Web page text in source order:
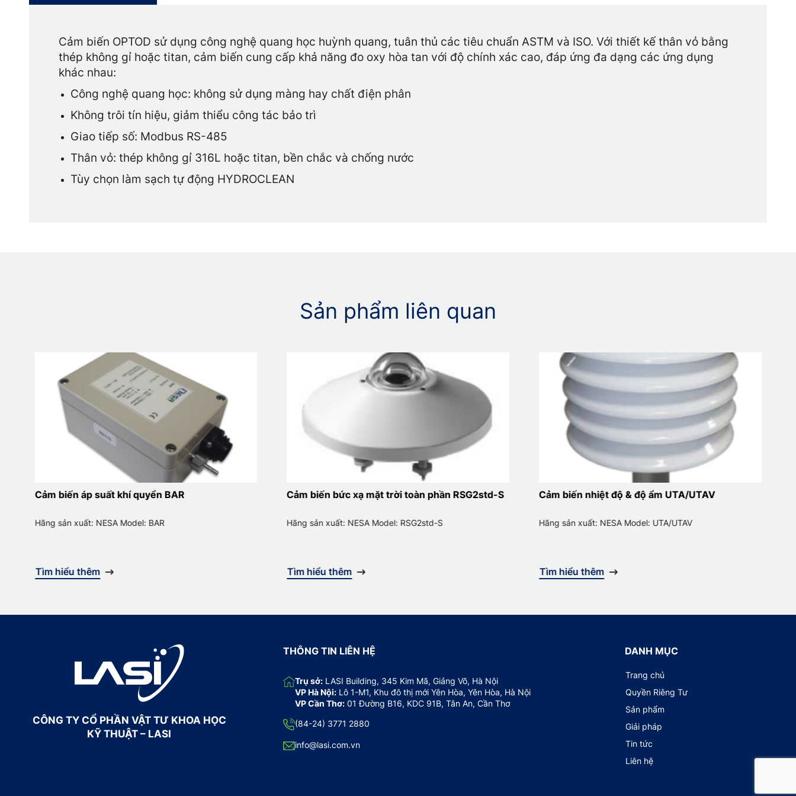
Cảm biến OPTOD sử dụng công nghệ quang học huỳnh quang, tuân thủ các tiêu chuẩn ASTM và ISO. Với thiết kế thân vỏ bằng
thép không gỉ hoặc titan, cảm biến cung cấp khả năng đo oxy hòa tan với độ chính xác cao, đáp ứng đa dạng các ứng dụng
khác nhau:
Công nghệ quang học: không sử dụng màng hay chất điện phân
Không trôi tín hiệu, giảm thiểu công tác bảo trì
Giao tiếp số: Modbus RS-485
Thân vỏ: thép không gỉ 316L hoặc titan, bền chắc và chống nước
Tùy chọn làm sạch tự động HYDROCLEAN
Sản phẩm liên quan
Cảm biến áp suất khí quyển BAR
Hãng sản xuất: NESA Model: BAR
Tìm hiểu thêm
Cảm biến bức xạ mặt trời toàn phần RSG2std-S
Hãng sản xuất: NESA Model: RSG2std-S
Tìm hiểu thêm
Cảm biến nhiệt độ & độ ẩm UTA/UTAV
Hãng sản xuất: NESA Model: UTA/UTAV
Tìm hiểu thêm
CÔNG TY CỔ PHẦN VẬT TƯ KHOA HỌC
KỸ THUẬT – LASI
THÔNG TIN LIÊN HỆ
Trụ sở:LASI Building, 345 Kim Mã, Giảng Võ, Hà Nội
VP Hà Nội:Lô 1-M1, Khu đô thị mới Yên Hòa, Yên Hòa, Hà Nội
VP Cần Thơ:01 Đường B16, KDC 91B, Tân An, Cần Thơ
(84-24) 3771 2880
info@lasi.com.vn
DANH MỤC
Trang chủ
Quyền Riêng Tư
Sản phẩm
Giải pháp
Tin tức
Liên hệ